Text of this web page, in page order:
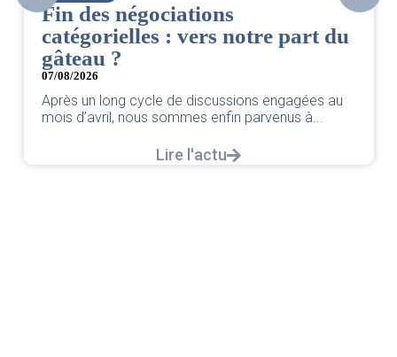
Fin des négociations
catégorielles : vers notre part du
gâteau ?
07/08/2026
Après un long cycle de discussions engagées au
mois d’avril, nous sommes enfin parvenus à...
Lire l'actu